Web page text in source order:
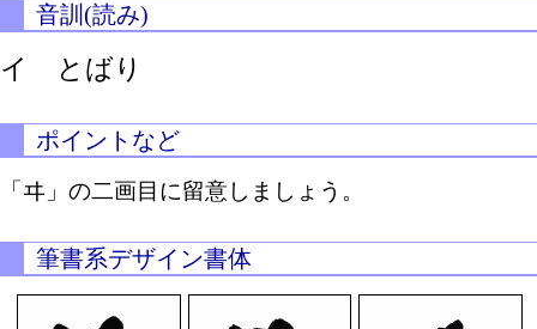
音訓(読み)
イ とばり
ポイントなど
「ヰ」の二画目に留意しましょう。
筆書系デザイン書体